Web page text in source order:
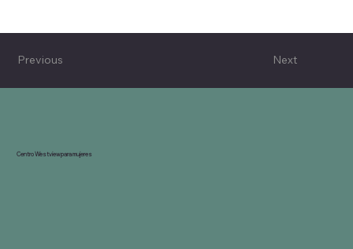
Next
Previous
Centro Westview para mujeres